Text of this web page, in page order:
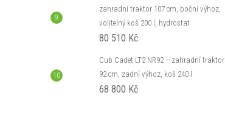
zahradní traktor 107 cm, boční výhoz,
volitelný koš 200 l, hydrostat
80 510 Kč
Cub Cadet LT2 NR92 – zahradní traktor
92 cm, zadní výhoz, koš 240 l
68 800 Kč